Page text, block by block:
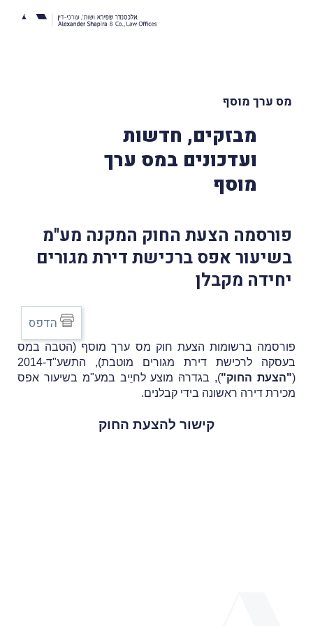
מס ערך מוסף
מבזקים, חדשות
ועדכונים במס ערך
מוסף
פורסמה הצעת החוק המקנה מע"מ
בשיעור אפס ברכישת דירת מגורים
יחידה מקבלן
פורסמה ברשומות הצעת חוק מס ערך מוסף (הטבה במס
בעסקה לרכישת דירת מגורים מוטבת), התשע"ד-2014
("הצעת החוק"), בגדרהּ מוצע לחיֵיב במע"מ בשיעור אפס
מכירת דירה ראשונה בידי קבלנים.
קישור להצעת החוק